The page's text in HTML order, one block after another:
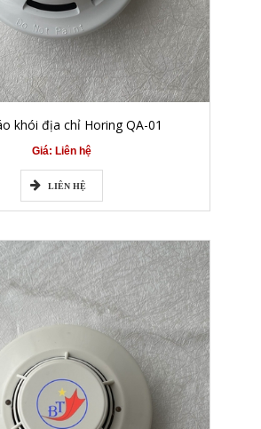
khói địa chỉ Horing QA-01
Giá: Liên hệ
LIÊN HỆ